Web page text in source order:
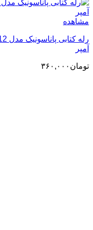
مشاهده
آمپر
تومان ۳۶۰,۰۰۰